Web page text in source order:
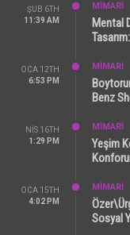
ŞUB 6TH
11:39 AM
MİMARİ
Mental
OCA 12TH
6:53 PM
MİMARİ
Benz
NIS 16TH
1:29 PM
MİMARİ
Yeşim
OCA 15TH
4:02 PM
MİMARİ
Sosyal